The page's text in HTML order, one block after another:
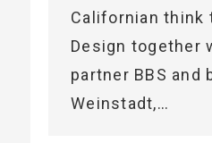
Californian think
Design together
partner BBS and
Weinstadt,…